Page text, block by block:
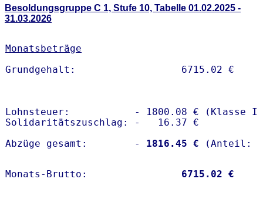
Besoldungsgruppe C 1, Stufe 10, Tabelle 01.02.2025 -
31.03.2026
Monatsbeträge
Lohnsteuer:           - 1800.08 € (Klasse I)
Solidaritätszuschlag: -   16.37 €
Abzüge gesamt:        -
1816.45 €
Monats-Brutto: 6715.02 €